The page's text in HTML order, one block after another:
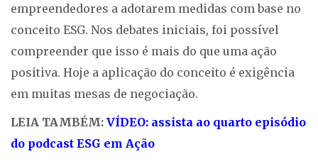
empreendedores a adotarem medidas com base no
conceito ESG. Nos debates iniciais, foi possível
compreender que isso é mais do que uma ação
positiva. Hoje a aplicação do conceito é exigência
em muitas mesas de negociação.
LEIA TAMBÉM: VÍDEO: assista ao quarto episódio
do podcast ESG em Ação